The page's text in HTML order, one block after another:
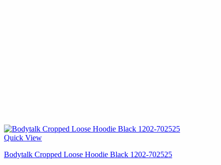
Quick View
Bodytalk Cropped Loose Hoodie Black 1202-702525